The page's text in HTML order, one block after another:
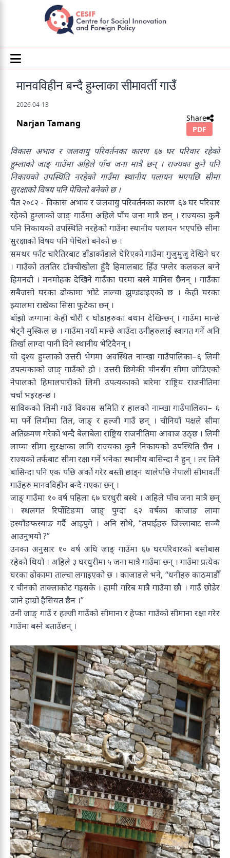
मानवविहीन बन्दै हुम्लाका सीमावर्ती गाउँ
2026-04-13
Narjan Tamang
Share
PDF
विकास अभाव र जलवायु परिवर्तनका कारण ६७ घर परिवार रहेको
हुम्लाको जाङ् गाउँमा अहिले पाँच जना मात्रै छन् । राज्यका कुनै पनि
निकायको उपस्थिति नरहेको गाउँमा स्थानीय पलायन भएपछि सीमा
सुरक्षाको विषय पनि पेचिलो बनेको छ ।
चैत २०८२ - विकास अभाव र जलवायु परिवर्तनका कारण ६७ घर परिवार
रहेको हुम्लाको जाङ् गाउँमा अहिले पाँच जना मात्रै छन् । राज्यका कुनै
पनि निकायको उपस्थिति नरहेको गाउँमा स्थानीय पलायन भएपछि सीमा
सुरक्षाको विषय पनि पेचिलो बनेको छ ।
समथर फाँट चारैतिरबाट डाँडाकाँडाले घेरिएको गाउँमा गुजुमुजु देखिने घर
। गाउँको तलतिर टाँक्चीखोला हुँदै हिमालबाट हिँउ पग्लेर कलकल बग्ने
हिमनदी । मनमोहक देखिने गाउँका घरमा बस्ने मानिस छैनन् । गाउँका
सबैजसो घरका ढोकामा भोटे ताल्चा झुण्ड्याइएको छ । केही घरका
झ्यालमा राखेका सिसा फुटेका छन् ।
बाँझो जग्गामा केही चौरी र घोडाहरुका बथान देखिन्छन् । गाउँमा मान्छे
भेट्नै मुस्किल छ । गाउँमा नयाँ मान्छे आउँदा उनीहरुलाई स्वागत गर्ने अनि
तिर्खा लाग्दा पानी दिने स्थानीय भेटिदैनन् ।
यो दृश्य हुम्लाको उत्तरी भेगमा अवस्थित नाम्खा गाउँपालिका–६ लिमी
उपत्यकाको जाङ् गाउँको हो । उत्तरी छिमेकी चीनसँग सीमा जोडिएको
नेपालको हिमालपारीको लिमी उपत्यकाको बारेमा राष्ट्रिय राजनीतिमा
चर्चा भइरहन्छ ।
साविकको लिमी गाउँ विकास समिति र हालको नाम्खा गाउँपालिका– ६
मा पर्ने लिमीमा तिल, जाङ् र हल्जी गाउँ छन् । चीनियाँ पक्षले सीमा
अतिक्रमण गरेको भन्दै बेलाबेला राष्ट्रिय राजनीतिमा आवाज उठ्छ । लिमी
लाप्चा सीमा सुरक्षाका लागि राज्यका कुनै निकायको उपस्थिति छैन ।
राज्यको तर्फबाट सीमा रक्षा गर्ने भनेका स्थानीय बासिन्दा नै हुन् । तर तिनै
बासिन्दा पनि एक पछि अर्को गरेर बस्ती छाड्न थालेपछि नेपाली सीमावर्ती
गाउँहरु मानवविहीन बन्दै गएका छन् ।
जाङ् गाउँमा १० वर्ष पहिला ६७ घरधुरी बस्थे । अहिले पाँच जना मात्रै छन्
। स्थलगत रिर्पोटिङमा जाङ् पुग्दा ६२ वर्षका काजाङ लामा
हस्याँङफस्याङ गर्दै आइपुगे । अनि सोधे, “तपाईहरु जिल्लाबाट सञ्चै
आउनुभयो ?”
उनका अनुसार १० वर्ष अघि जाङ् गाउँमा ६७ घरपरिवारको बसोबास
रहेको थियो । अहिले ३ घरधुरीमा ५ जना मात्रै गाउँमा छन् । गाउँमा प्रत्येक
घरका ढोकामा ताल्चा लगाइएको छ । काजाङले भने, “धनीहरु काठमाडौँ
र चीनको ताक्लाकोट गइसके । हामी गरिब मात्रै गाउँमा छौ । गाउँ छोडेर
जाने हाम्रो हैसियत छैन ।”
उनी जाङ् गाउँ र हल्जी गाउँको सीमाना र हेप्का गाउँको सीमाना रक्षा गरेर
गाउँमा बस्ने बताउँछन् ।